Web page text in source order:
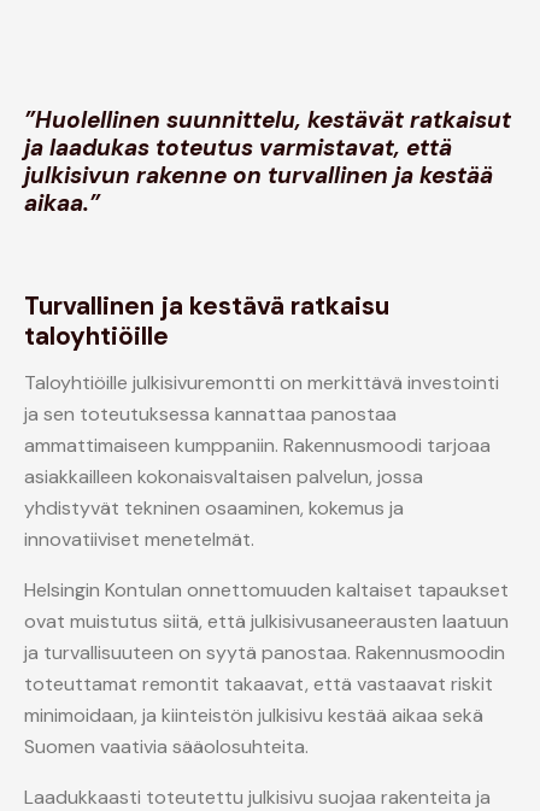
”Huolellinen suunnittelu, kestävät ratkaisut
ja laadukas toteutus varmistavat, että
julkisivun rakenne on turvallinen ja kestää
aikaa.”
Turvallinen ja kestävä ratkaisu
taloyhtiöille
Taloyhtiöille julkisivuremontti on merkittävä investointi
ja sen toteutuksessa kannattaa panostaa
ammattimaiseen kumppaniin. Rakennusmoodi tarjoaa
asiakkailleen kokonaisvaltaisen palvelun, jossa
yhdistyvät tekninen osaaminen, kokemus ja
innovatiiviset menetelmät.
Helsingin Kontulan onnettomuuden kaltaiset tapaukset
ovat muistutus siitä, että julkisivusaneerausten laatuun
ja turvallisuuteen on syytä panostaa. Rakennusmoodin
toteuttamat remontit takaavat, että vastaavat riskit
minimoidaan, ja kiinteistön julkisivu kestää aikaa sekä
Suomen vaativia sääolosuhteita.
Laadukkaasti toteutettu julkisivu suojaa rakenteita ja